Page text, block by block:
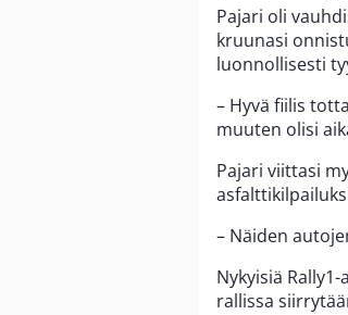
Pajari oli
kruunasi
luonnollisesti
– Hyvä fiilis
muuten olisi
Pajari viittasi
– Näiden
Nykyisiä
rallissa